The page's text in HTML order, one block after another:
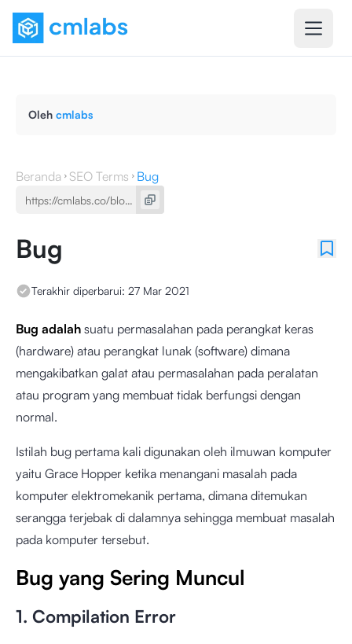
Oleh cmlabs
Beranda SEO Terms Bug
Bug
Terakhir diperbarui: 27 Mar 2021
Bug adalah suatu permasalahan pada perangkat keras
(hardware) atau perangkat lunak (software) dimana
mengakibatkan galat atau permasalahan pada peralatan
atau program yang membuat tidak berfungsi dengan
normal.
Istilah bug pertama kali digunakan oleh ilmuwan komputer
yaitu Grace Hopper ketika menangani masalah pada
komputer elektromekanik pertama, dimana ditemukan
serangga terjebak di dalamnya sehingga membuat masalah
pada komputer tersebut.
Bug yang Sering Muncul
1. Compilation Error